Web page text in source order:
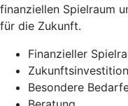
finanziellen Spielraum
für die Zukunft.
Finanzieller
Besondere